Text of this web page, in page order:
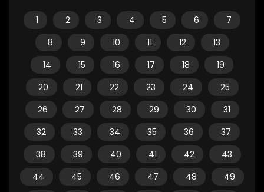
1 2 3 4 5 6
7
8
9 10 11 12
13
14
15 16 17 18
19
20
21 22 23 24
25
26
27 28 29 30
31
32
33 34 35 36
37
38
39 40 41 42
43
44
45 46 47 48
49